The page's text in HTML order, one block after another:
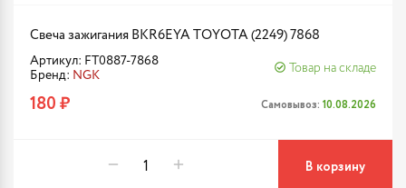
Свеча зажигания BKR6EYA TOYOTA (2249) 7868
Артикул: FT0887-7868
Бренд: NGK
Товар на складе
180 ₽ Самовывоз: 10.08.2026
В корзину